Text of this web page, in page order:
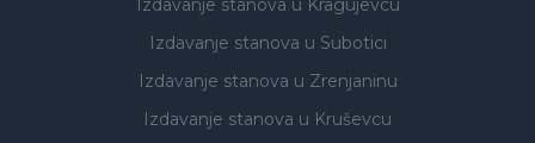
Izdavanje stanova u Kragujevcu
Izdavanje stanova u Subotici
Izdavanje stanova u Zrenjaninu
Izdavanje stanova u Kruševcu